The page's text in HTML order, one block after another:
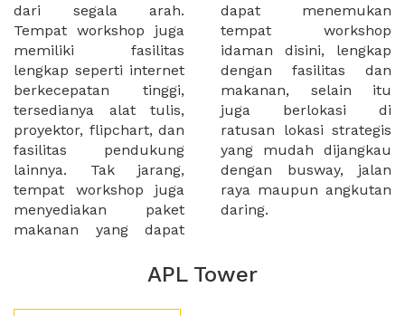
dari segala arah.
Tempat workshop juga
memiliki fasilitas
lengkap seperti internet
berkecepatan tinggi,
tersedianya alat tulis,
proyektor, flipchart, dan
fasilitas pendukung
lainnya. Tak jarang,
tempat workshop juga
menyediakan paket
makanan yang dapat
dapat menemukan
tempat workshop
idaman disini, lengkap
dengan fasilitas dan
makanan, selain itu
juga berlokasi di
ratusan lokasi strategis
yang mudah dijangkau
dengan busway, jalan
raya maupun angkutan
daring.
APL Tower